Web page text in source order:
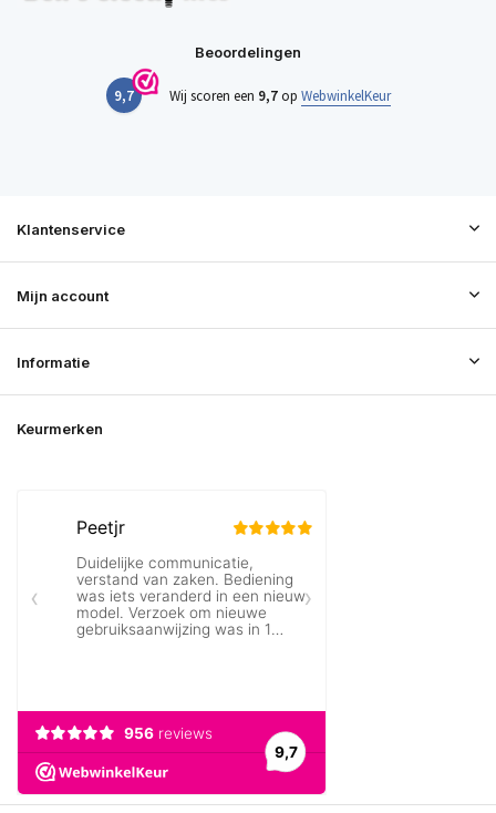
Beoordelingen
9,7 Wij scoren een 9,7op WebwinkelKeur
Klantenservice
Mijn account
Informatie
Keurmerken